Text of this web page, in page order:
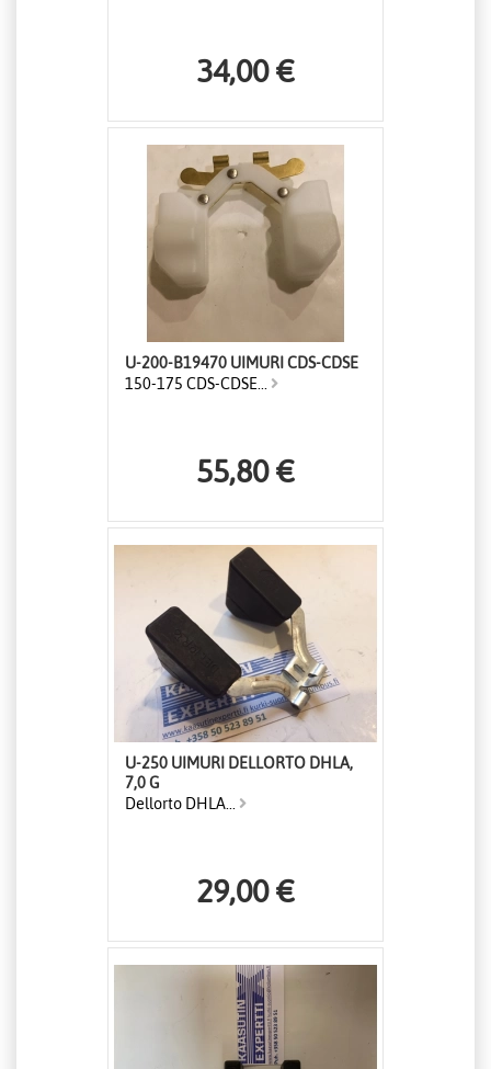
34,00 €
U-200-B19470 UIMURI CDS-CDSE
150-175 CDS-CDSE...
55,80 €
U-250 UIMURI DELLORTO DHLA,
7,0 G
Dellorto DHLA...
29,00 €